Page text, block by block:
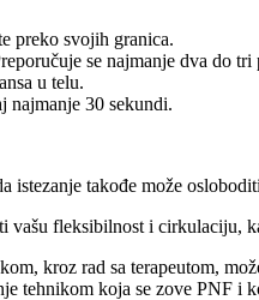
preko svojih granica.
se najmanje dva do tri
u telu.
najmanje 30 sekundi.
takođe može
vašu fleksibilnost i cirkulaciju,
kroz rad sa terapeutom,
tehnikom koja se zove PNF i